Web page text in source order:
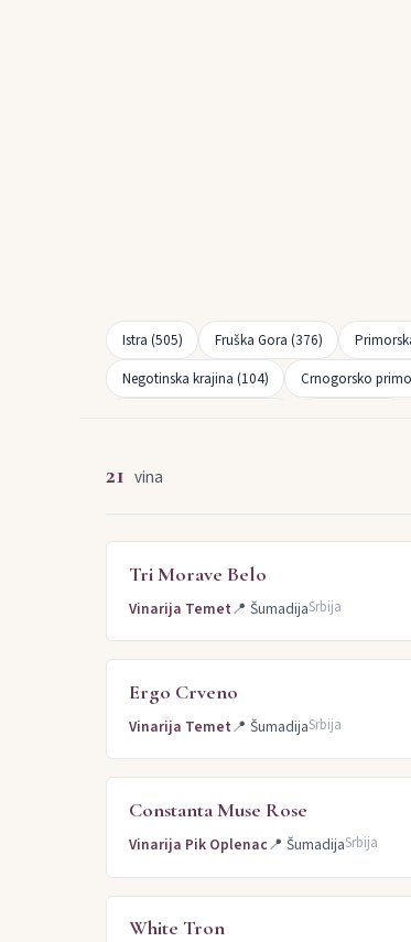
Istra (505) Fruška Gora (376)
Negotinska krajina (104)
Crnogorsko
21 vina
Tri Morave Belo
Vinarija Temet📍 ŠumadijaSrbija
Ergo Crveno
Vinarija Temet📍 ŠumadijaSrbija
Constanta Muse Rose
Vinarija Pik Oplenac📍 ŠumadijaSrbija
White Tron